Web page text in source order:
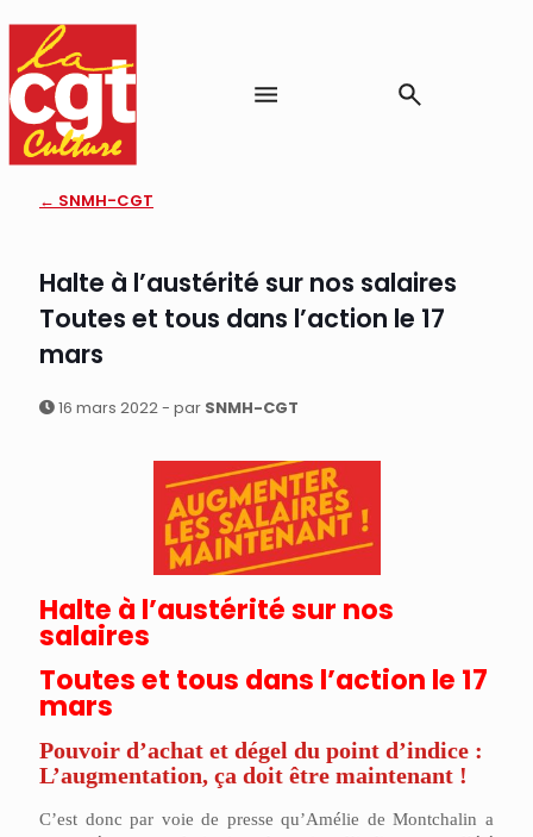
← SNMH-CGT
Halte à l’austérité sur nos salaires
Toutes et tous dans l’action le 17
mars
16 mars 2022 - par SNMH-CGT
Halte à l’austérité sur nos
salaires
Toutes et tous dans l’action le 17
mars
Pouvoir d’achat et dégel du point d’indice :
L’augmentation, ça doit être maintenant !
C’est donc par voie de presse qu’Amélie de Montchalin a